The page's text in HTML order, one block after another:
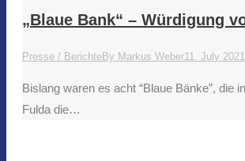
„Blaue Bank“ – Würdigung
Presse / BerichteBy Markus Weber11. July 2021
Bislang waren es acht “Blaue Bänke”,
Fulda die…